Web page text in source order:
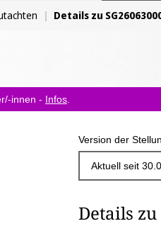
Details zu
innen - Infos
Version der
Details